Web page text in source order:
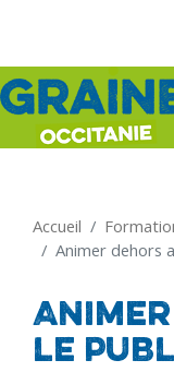
Accueil
Animer dehors
le